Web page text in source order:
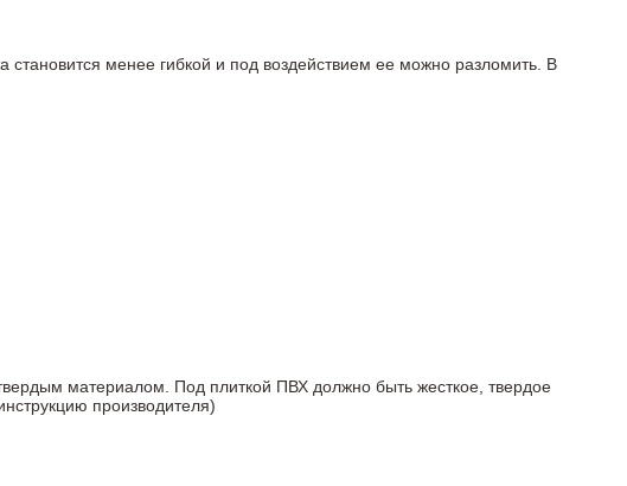
менее гибкой и под воздействием ее можно разломить. В
материалом. Под плиткой ПВХ должно быть жесткое, твердое
производителя)